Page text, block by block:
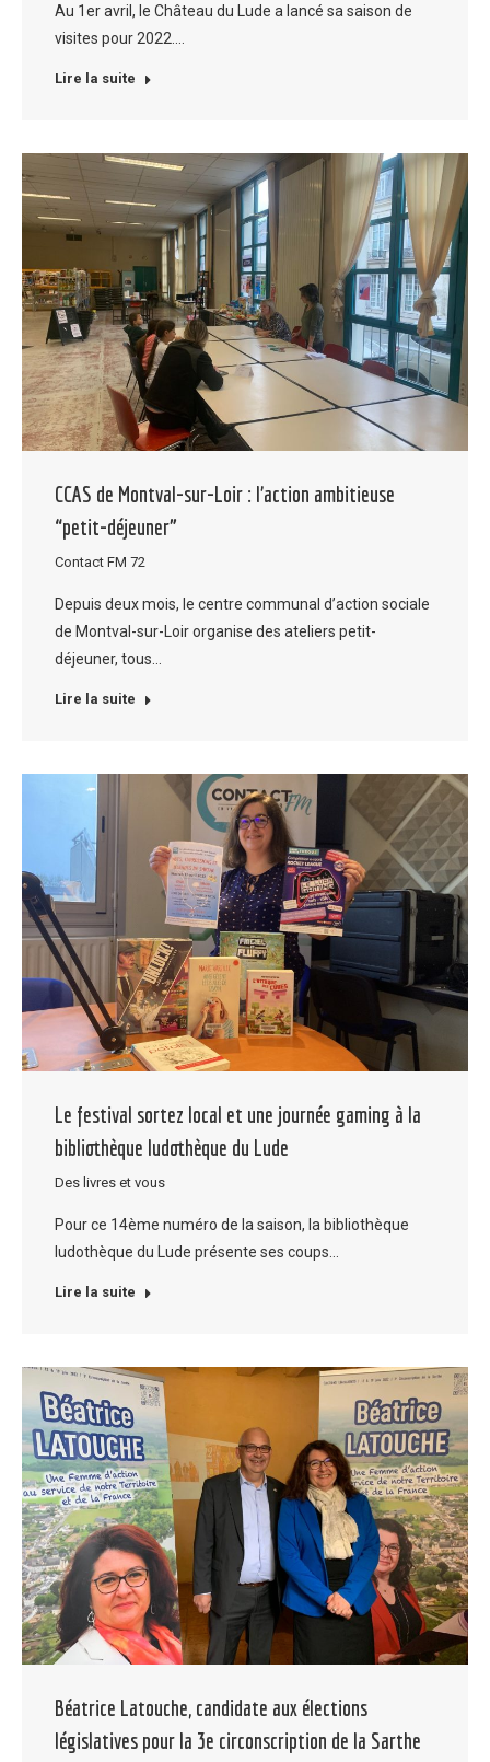
Au 1er avril, le Château du Lude a lancé sa saison de
visites pour 2022.…
Lire la suite
CCAS de Montval-sur-Loir : l’action ambitieuse
“petit-déjeuner”
Contact FM 72
Depuis deux mois, le centre communal d’action sociale
de Montval-sur-Loir organise des ateliers petit-
déjeuner, tous…
Lire la suite
Le festival sortez local et une journée gaming à la
bibliothèque ludothèque du Lude
Des livres et vous
Pour ce 14ème numéro de la saison, la bibliothèque
ludothèque du Lude présente ses coups…
Lire la suite
Béatrice Latouche, candidate aux élections
législatives pour la 3e circonscription de la Sarthe